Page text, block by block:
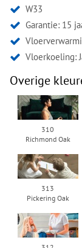
W33
Garantie: 15
Vloerkoeling:
Overige
310
Richmond Oak
313
Pickering Oak